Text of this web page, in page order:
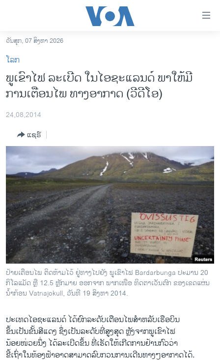
ເຂົ້າ
ຫາ
ຂ້າມ
ຂ້າມ
ຫາ
ລາວ
ອາເມຣິກາ
ຂ່າວ​ຈີນ
ໂລກ
ເອເຊຍ
ອິດສະຫຼະພາບດ້ານການຂ່າວ
ຊີວິດຊາວລາວ
ຊຸມຊົນຊາວລາວ
ວິທະຍາສາດ-ເທັກໂນໂລຈີ
ທຸລະກິດ
ພາສາອັງກິດ
ວີດີໂອ
ສຽງ
ລາຍການກະຈາຍສຽງ
ລາຍງານ
ຕິດຕາມພວກເຮົາ ທີ່
ວັນສຸກ, 07 ສິງຫາ 2026
ໂລກ
ພູເຂົາໄຟ ລະເບີດ ໃນໄອຊະແລນດ໌ ພາໃຫ້ມີ
ການເຕືອນໄພ ທາງອາກາດ (ວີດີໂອ)
24,08,2014
ແຊຣ໌
ປ້າຍເຕືອນໄພ ຕິດຫ້າມໄວ້ ຢູ່ທາງໄປຍັງ ພູເຂົາໄຟ Bardarbunga ປະມານ 20
ກິໂລແມັດ ຫຼື 12.5 ຫຼັກມາຍ ອອກຈາກ ພາກເໜືອ ທິດຕາເວັນຕົກ ຂອງເຂດແຜ່ນ
ນ້ຳກ້ອນ Vatnajokull, ວັນທີ 19 ສິງຫາ 2014.
ປະ​ເທດ​ໄອ​ຊະ​ແລນດ໌ ​ໄດ້​ຍົກ​ລະດັບເຕືອນ​ໄພ​ສຳ​ຫລັບ​ເຮືອບິນ
ຂຶ້ນ​ເປັນຂັ້ນສີ​ແດງ ຊຶ່ງ​ເປັນ​ລະດັບ​ທີ່ສູງ​ສຸດ ຫຼັງຈາກພູ​ເຂົາ​ໄຟ
​ນ້ອຍ​ໜ່ວຍ​ນຶ່ງ ໄດ້​ລະ​ເບີດ​ຂຶ້ນ ທີ່​ເຮັດ​ໃຫ້​ເກີດ​ການ​ຢ້ານ​ກົວ​ວ່າ
ຂີ້​ເຖົ່າ​ໃນ​ທ້ອງຟ້າ​ອາດ​ສາມາດ​ລົບ​ກວນ​ການ​ເດີນທາງໆ​ອາກາດ​ໄດ້.